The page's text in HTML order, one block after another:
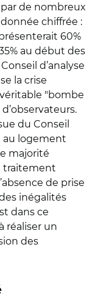
de nombreux
chiffrée :
60%
au début des
d’analyse
la crise
"bombe
du Conseil
au logement
majorité
traitement
de prise
inégalités
dans ce
réaliser un
des